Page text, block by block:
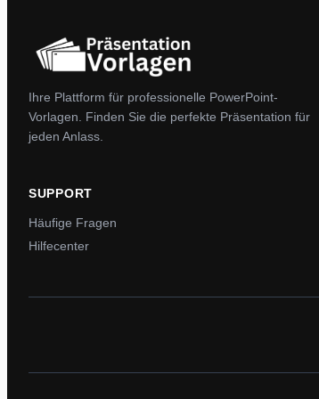
Ihre Plattform für professionelle PowerPoint-
Vorlagen. Finden Sie die perfekte Präsentation für
jeden Anlass.
SUPPORT
Häufige Fragen
Hilfecenter